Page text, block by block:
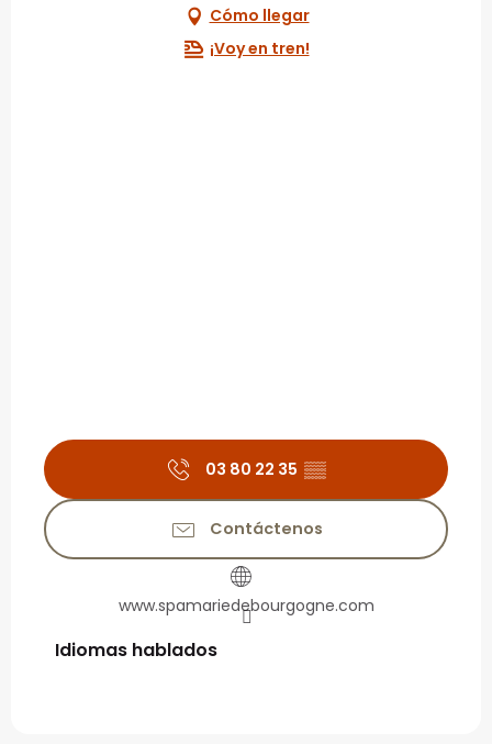
Cómo llegar
¡Voy en tren!
03 80 22 35 ▒▒
Contáctenos
www.spamariedebourgogne.com
Idiomas hablados
Idiomas hablados